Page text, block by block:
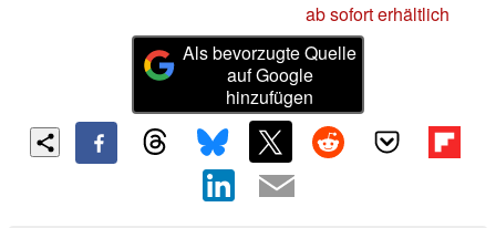
ab sofort erhältlich
Als bevorzugte Quelle
auf Google
hinzufügen